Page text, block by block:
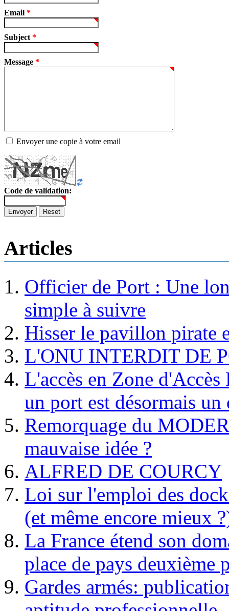
Email *
Subject *
Message *
Envoyer une copie à votre email
Code de validation:
Envoyer Reset
Articles
Officier de Port : Une
simple à suivre
Hisser le pavillon pirate
L'ONU INTERDIT DE
L'accès en Zone
un port est désormais un
Remorquage du
mauvaise idée ?
ALFRED DE COURCY
Loi sur l'emploi des
(et même encore mieux
La France étend son
place de pays deuxième
Gardes armés: